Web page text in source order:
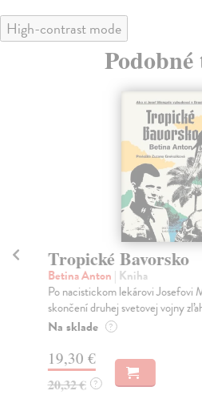
High-contrast mode
Tropické Bavorsko
Betina Anton | Kniha
Po nacistickom lekárovi Josefovi
skončení druhej svetovej vojny
Na sklade ?
19,30 €
20,32 € ?